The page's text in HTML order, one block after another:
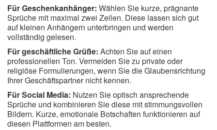
Für Geschenkanhänger: Wählen Sie kurze, prägnante
Sprüche mit maximal zwei Zeilen. Diese lassen sich gut
auf kleinen Anhängern unterbringen und werden
vollständig gelesen.
Für geschäftliche Grüße: Achten Sie auf einen
professionellen Ton. Vermeiden Sie zu private oder
religiöse Formulierungen, wenn Sie die Glaubensrichtung
Ihrer Geschäftspartner nicht kennen.
Für Social Media: Nutzen Sie optisch ansprechende
Sprüche und kombinieren Sie diese mit stimmungsvollen
Bildern. Kurze, emotionale Botschaften funktionieren auf
diesen Plattformen am besten.